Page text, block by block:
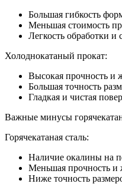
Большая гибкость
Меньшая стоимость
Легкость обработки и
Холоднокатаный прокат:
Высокая прочность и
Большая точность
Гладкая и чистая
Важные минусы
Горячекатаная сталь:
Наличие окалины на
Меньшая прочность и
Ниже точность